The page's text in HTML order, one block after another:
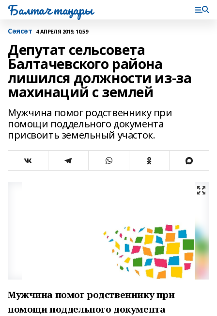
Балтач таңнары
Сәясәт 4 АПРЕЛЯ 2019, 10:59
Депутат сельсовета
Балтачевского района
лишился должности из-за
махинаций с землей
Мужчина помог родственнику при
помощи поддельного документа
присвоить земельный участок.
Мужчина помог родственнику при
помощи поддельного документа